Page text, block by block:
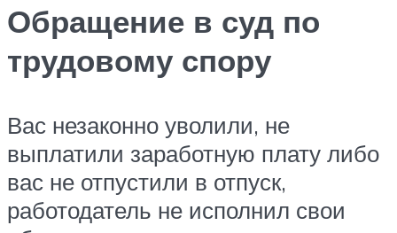
Обращение в суд по
трудовому спору
Вас незаконно уволили, не
выплатили заработную плату либо
вас не отпустили в отпуск,
работодатель не исполнил свои